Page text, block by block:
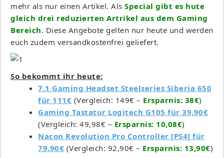
mehr als nur einen Artikel. Als Special gibt es hute
gleich drei reduzierten Artrikel aus dem Gaming
Bereich. Diese Angebote gelten nur heute und werden
euch zudem versandkostenfrei geliefert.
So bekommt ihr heute:
7.1 Gaming Headset Steelseries Siberia 650
für 111€ (Vergleich: 149€ – Ersparnis: 38€)
Gaming Tastatur Logitech G105 für 39,90€
(Vergleich: 49,98€ – Ersparnis: 10,08€)
Nacon Revolution Pro Controller [PS4] für
79,90€ (Vergleich: 92,90€ – Ersparnis: 13,90€)